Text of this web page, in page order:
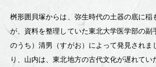
～
桝形囲貝塚からは、弥生時代の土器の底に稲
が、資料を整理していた東北大学医学部の副
のうち）清男（すがお）によって発見されま
り、山内は、東北地方の古代文化が遅れて